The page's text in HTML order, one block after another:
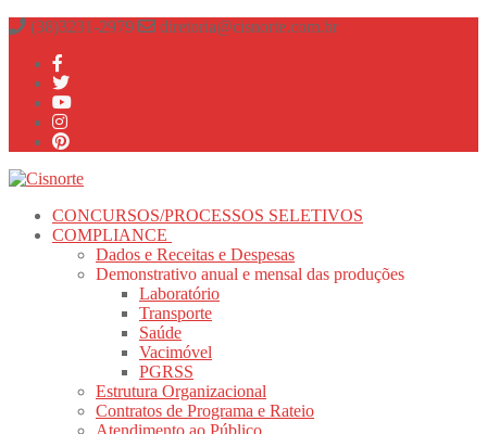
Pular
conteúdo
Menu
fechado
(38)3231-2979 diretoria@cisnorte.com.br
CONCURSOS/PROCESSOS SELETIVOS
COMPLIANCE
Dados e Receitas e Despesas
Demonstrativo anual e mensal das produções
Laboratório
Transporte
Saúde
Vacimóvel
PGRSS
Estrutura Organizacional
Contratos de Programa e Rateio
Atendimento ao Público